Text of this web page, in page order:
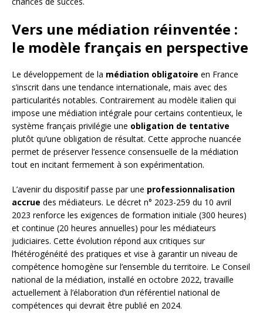
Vers une médiation réinventée :
le modèle français en perspective
Le développement de la médiation obligatoire en France
s’inscrit dans une tendance internationale, mais avec des
particularités notables. Contrairement au modèle italien qui
impose une médiation intégrale pour certains contentieux, le
système français privilégie une obligation de tentative
plutôt qu’une obligation de résultat. Cette approche nuancée
permet de préserver l’essence consensuelle de la médiation
tout en incitant fermement à son expérimentation.
L’avenir du dispositif passe par une professionnalisation
accrue des médiateurs. Le décret n° 2023-259 du 10 avril
2023 renforce les exigences de formation initiale (300 heures)
et continue (20 heures annuelles) pour les médiateurs
judiciaires. Cette évolution répond aux critiques sur
l’hétérogénéité des pratiques et vise à garantir un niveau de
compétence homogène sur l’ensemble du territoire. Le Conseil
national de la médiation, installé en octobre 2022, travaille
actuellement à l’élaboration d’un référentiel national de
compétences qui devrait être publié en 2024.